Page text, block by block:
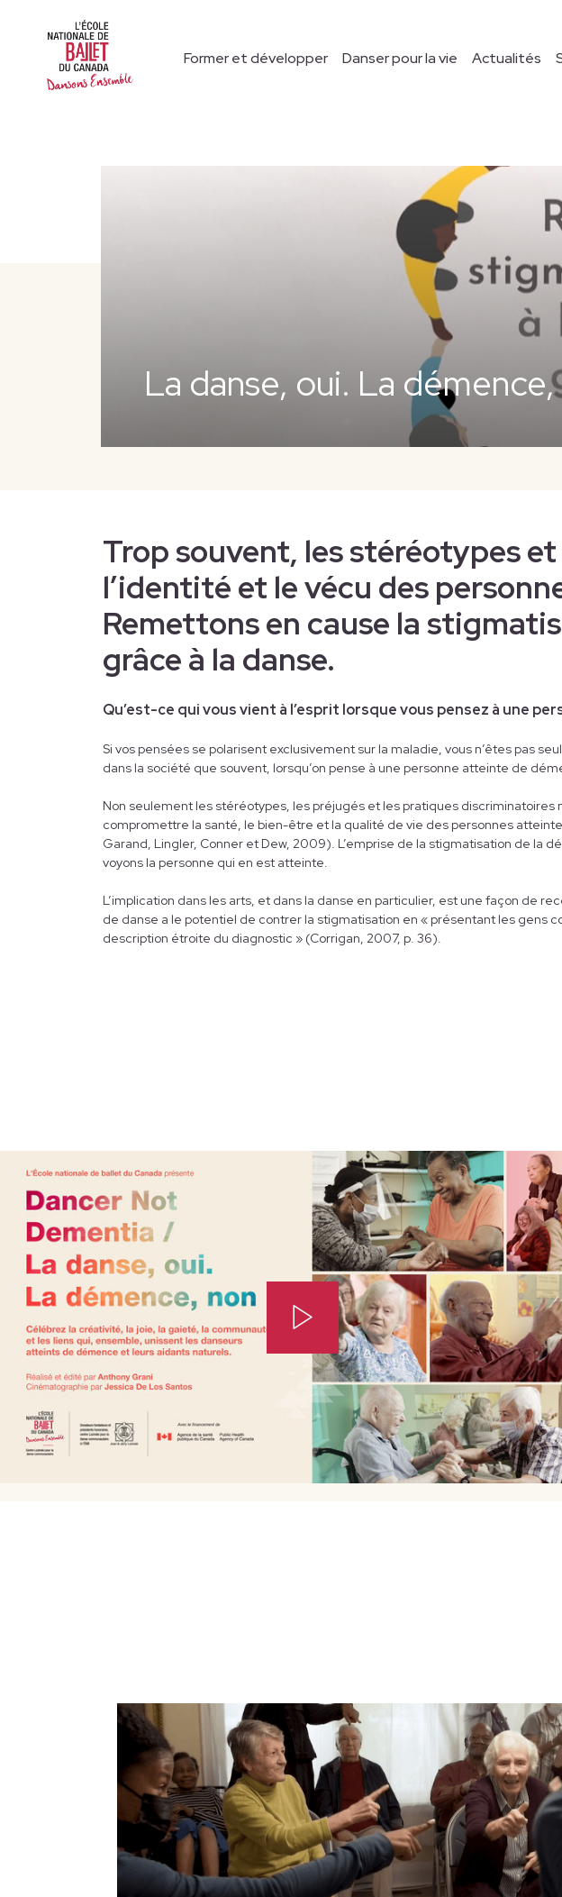
Former et développer Danser pour la vie Actualités
La danse, oui. La
Trop souvent, les stéréotypes
l’identité et le vécu des
Remettons en cause la
grâce à la danse.
Qu’est-ce qui vous vient à l’esprit lorsque vous pensez à une
Si vos pensées se polarisent exclusivement sur la maladie, vous n’êtes pas
dans la société que souvent, lorsqu’on pense à une personne atteinte de
Non seulement les stéréotypes, les préjugés et les pratiques discriminatoires
compromettre la santé, le bien-être et la qualité de vie des personnes
Garand, Lingler, Conner et Dew, 2009). L’emprise de la stigmatisation de la
voyons la personne qui en est atteinte.
L’implication dans les arts, et dans la danse en particulier, est une façon de
de danse a le potentiel de contrer la stigmatisation en « présentant les gens
description étroite du diagnostic » (Corrigan, 2007, p. 36).